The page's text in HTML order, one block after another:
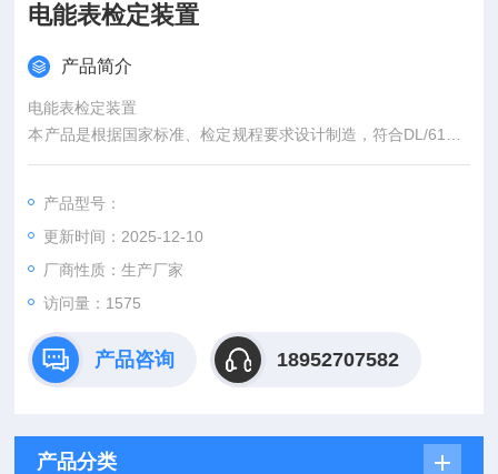
电能表检定装置
产品简介
电能表检定装置
本产品是根据国家标准、检定规程要求设计制造，符合DL/614-1
997（多功能电能表）、JJG307-2006（机电式交流电能表）、J
DL/T460-2005（交流电能表检验装置检定规程）等规程的要
求。满足各类（机械式、机电一体式、全电子式）单相有功表，
三相有功、无功表的检定、校验和功
产品型号：
更新时间：2025-12-10
厂商性质：生产厂家
访问量：1575
产品咨询 18952707582
产品分类